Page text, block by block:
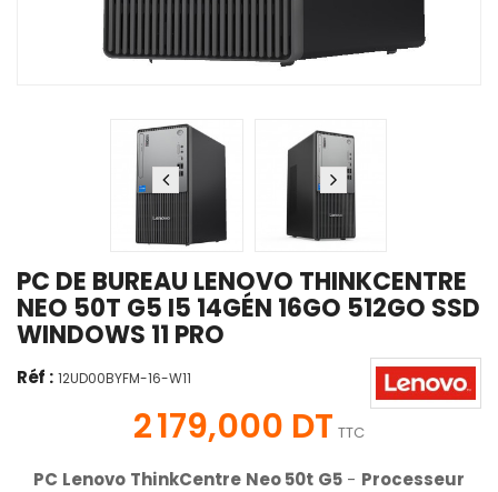
PC DE BUREAU LENOVO THINKCENTRE
NEO 50T G5 I5 14GÉN 16GO 512GO SSD
WINDOWS 11 PRO
Réf : 12UD00BYFM-16-W11
2 179,000 DT TTC
PC Lenovo ThinkCentre Neo50t G5 - Processeur